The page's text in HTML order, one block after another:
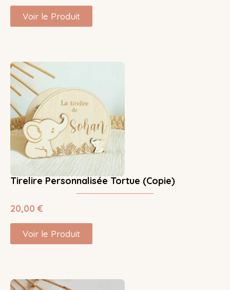
Voir le Produit
Tirelire Personnalisée Tortue (Copie)
20,00 €
Voir le Produit